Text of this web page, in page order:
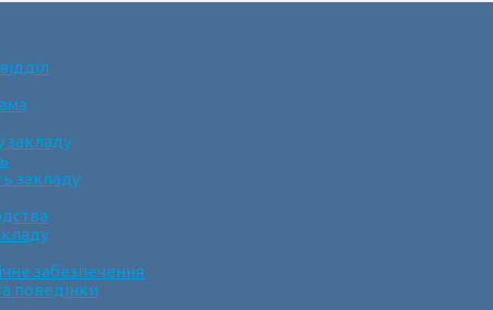
закладу
закладу
забезпечення
поведінки